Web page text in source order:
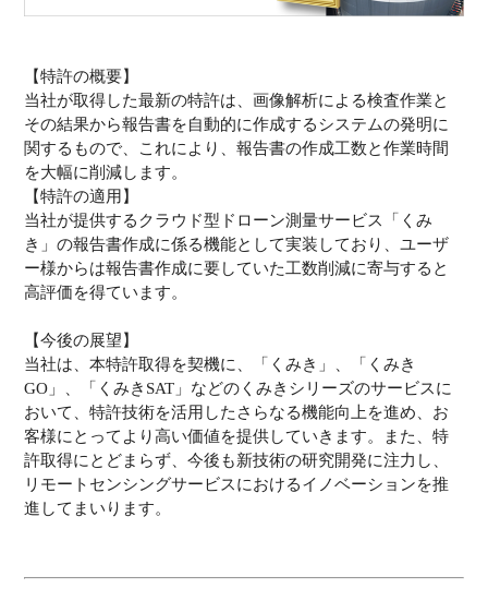
【特許の概要】
当社が取得した最新の特許は、画像解析による検査作業と
その結果から報告書を自動的に作成するシステムの発明に
関するもので、これにより、報告書の作成工数と作業時間
を大幅に削減します。
【特許の適用】
当社が提供するクラウド型ドローン測量サービス「くみ
き」の報告書作成に係る機能として実装しており、ユーザ
ー様からは報告書作成に要していた工数削減に寄与すると
高評価を得ています。
【今後の展望】
当社は、本特許取得を契機に、「くみき」、「くみき
GO」、「くみきSAT」などのくみきシリーズのサービスに
おいて、特許技術を活用したさらなる機能向上を進め、お
客様にとってより高い価値を提供していきます。また、特
許取得にとどまらず、今後も新技術の研究開発に注力し、
リモートセンシングサービスにおけるイノベーションを推
進してまいります。